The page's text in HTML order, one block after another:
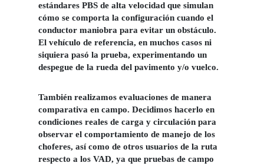
estándares PBS de alta velocidad que simulan
cómo se comporta la configuración cuando el
conductor maniobra para evitar un obstáculo.
El vehículo de referencia, en muchos casos ni
siquiera pasó la prueba, experimentando un
despegue de la rueda del pavimento y/o vuelco.
También realizamos evaluaciones de manera
comparativa en campo. Decidimos hacerlo en
condiciones reales de carga y circulación para
observar el comportamiento de manejo de los
choferes, así como de otros usuarios de la ruta
respecto a los VAD, ya que pruebas de campo